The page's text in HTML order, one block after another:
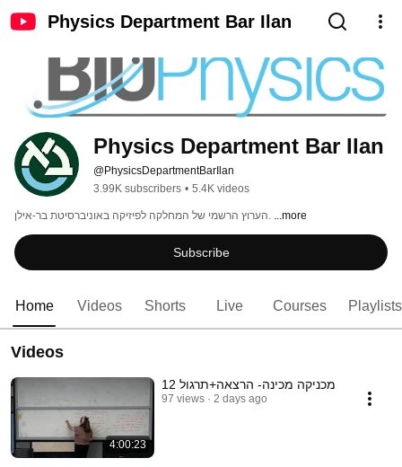
Physics Department Bar Ilan
Physics Department Bar Ilan
@PhysicsDepartmentBarIlan
3.99K subscribers • 5.4K videos
הערוץ הרשמי של המחלקה לפיזיקה באוניברסיטת בר-אילן. ...more
Subscribe
Home Videos Shorts Live Courses Playlists
Videos
4:00:23
מכניקה מכינה- הרצאה+תרגול 12
97 views 2 days ago